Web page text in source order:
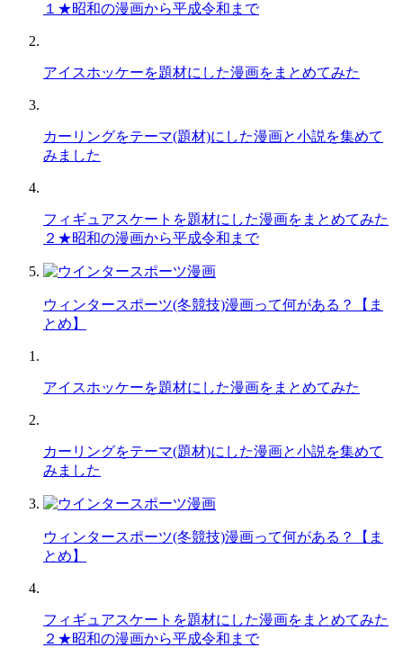
１★昭和の漫画から平成令和まで
アイスホッケーを題材にした漫画をまとめてみた
カーリングをテーマ(題材)にした漫画と小説を集めて
みました
フィギュアスケートを題材にした漫画をまとめてみた
２★昭和の漫画から平成令和まで
ウィンタースポーツ(冬競技)漫画って何がある？【ま
とめ】
アイスホッケーを題材にした漫画をまとめてみた
カーリングをテーマ(題材)にした漫画と小説を集めて
みました
ウィンタースポーツ(冬競技)漫画って何がある？【ま
とめ】
フィギュアスケートを題材にした漫画をまとめてみた
２★昭和の漫画から平成令和まで